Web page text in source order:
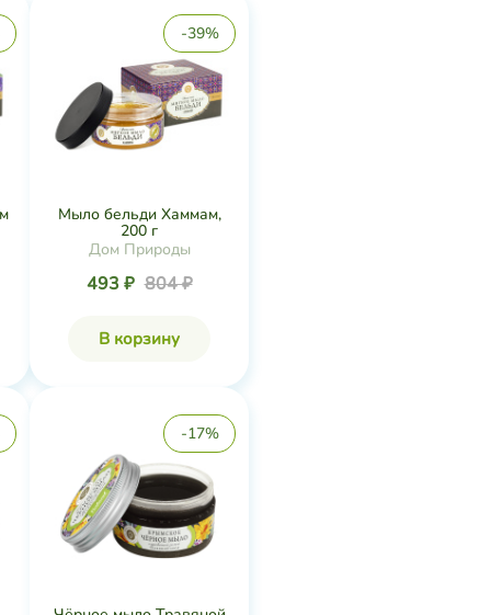
-39%
Мыло бельди Хаммам,
200 г
Дом Природы
493 ₽ 804 ₽
В корзину
-17%